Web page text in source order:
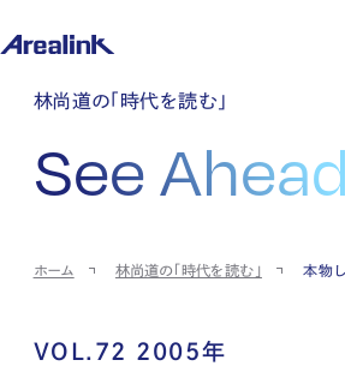
企業情報
企業理念
会社概要
コーポレートガバナンス
ストレージ事業
パートナー制度
土地権利整備事業
IR情報
IRカレンダー
IRポリシー
ストレージ室数実績
ニュース
商品情報
先輩社員インタビュー
林尚道の「時代を読む」
See Ahead
ホーム 林尚道の「時代を読む」 本物
VOL.72 2005年